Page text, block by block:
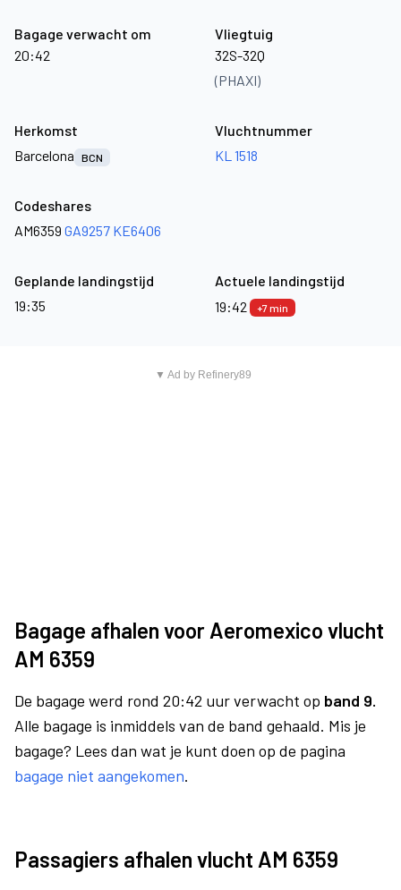
Bagage verwacht om
20:42
Vliegtuig
32S-32Q
(PHAXI)
Herkomst
Barcelona
BCN
Vluchtnummer
KL 1518
Codeshares
AM6359 GA9257 KE6406
Geplande landingstijd
19:35
Actuele landingstijd
19:42
+7 min
▼ Ad by Refinery89
Bagage afhalen voor Aeromexico vlucht
AM 6359
De bagage werd rond 20:42 uur verwacht op band 9.
Alle bagage is inmiddels van de band gehaald. Mis je
bagage? Lees dan wat je kunt doen op de pagina
bagage niet aangekomen.
Passagiers afhalen vlucht AM 6359